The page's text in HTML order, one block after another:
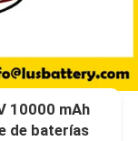
10000 mAh
de baterías